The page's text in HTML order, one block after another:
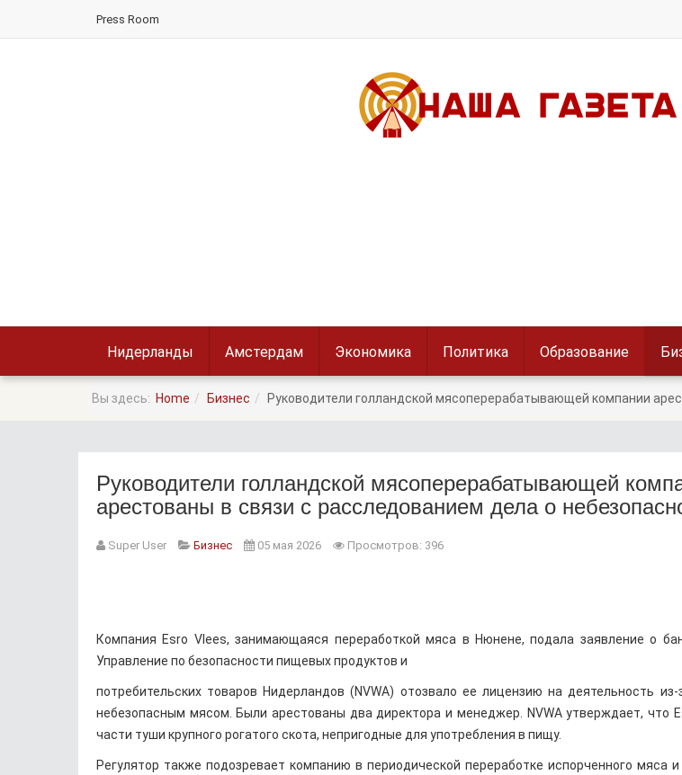
Press Room
Нидерланды Амстердам Экономика Политика Образование
Вы здесь: Home Бизнес Руководители голландской мясоперерабатывающей компании
Руководители голландской мясоперерабатывающей
арестованы в связи с расследованием дела о
Super User Бизнес 05 мая 2026 Просмотров: 396
Компания Esro Vlees, занимающаяся переработкой мяса в Нюнене, подала заявление о
Управление по безопасности пищевых продуктов и
потребительских товаров Нидерландов (NVWA) отозвало ее лицензию на деятельность
небезопасным мясом. Были арестованы два директора и менеджер. NVWA утверждает, что
части туши крупного рогатого скота, непригодные для употребления в пищу.
Регулятор также подозревает компанию в периодической переработке испорченного мяса